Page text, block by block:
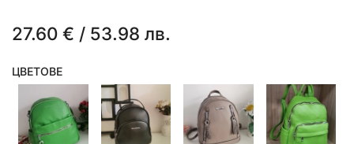
27.60 € / 53.98 лв.
ЦВЕТОВЕ